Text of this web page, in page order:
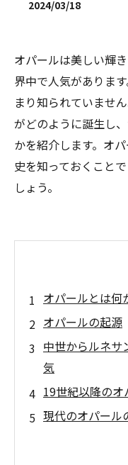
2024/03/18
オパールは美しい輝
界中で人気がありま
まり知られていませ
がどのように誕生し
かを紹介します。オ
史を知っておくこと
しょう。
オパールとは何
オパールの起源
中世からルネサ
気
19世紀以降の
現代のオパール